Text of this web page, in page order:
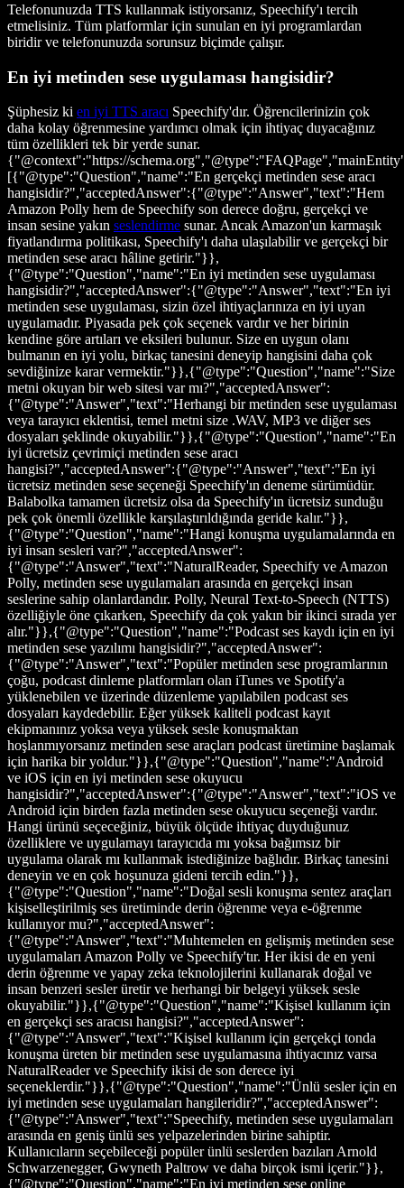
Telefonunuzda TTS kullanmak istiyorsanız, Speechify'ı tercih
etmelisiniz. Tüm platformlar için sunulan en iyi programlardan
biridir ve telefonunuzda sorunsuz biçimde çalışır.
En iyi metinden sese uygulaması hangisidir?
Şüphesiz ki en iyi TTS aracı Speechify'dır. Öğrencilerinizin çok
daha kolay öğrenmesine yardımcı olmak için ihtiyaç duyacağınız
tüm özellikleri tek bir yerde sunar.
{"@context":"https://
[{"@type":"Question","name":"En gerçekçi metinden sese aracı
hangisidir?","acceptedAnswer":{"@type":"Answer","text":"Hem
Amazon Polly hem de Speechify son derece doğru, gerçekçi ve
insan sesine yakın seslendirme sunar. Ancak Amazon'un karmaşık
fiyatlandırma politikası, Speechify'ı daha ulaşılabilir ve gerçekçi bir
metinden sese aracı hâline getirir."}},
{"@type":"Question","name":"En iyi metinden sese uygulaması
hangisidir?","acceptedAnswer":{"@type":"Answer","text":"En iyi
metinden sese uygulaması, sizin özel ihtiyaçlarınıza en iyi uyan
uygulamadır. Piyasada pek çok seçenek vardır ve her birinin
kendine göre artıları ve eksileri bulunur. Size en uygun olanı
bulmanın en iyi yolu, birkaç tanesini deneyip hangisini daha çok
sevdiğinize karar vermektir."}},{"@type":"Question","name":"Size
metni okuyan bir web sitesi var mı?","acceptedAnswer":
{"@type":"Answer","text":"Herhangi bir metinden sese uygulaması
veya tarayıcı eklentisi, temel metni size .WAV, MP3 ve diğer ses
dosyaları şeklinde okuyabilir."}},{"@type":"Question","name":"En
iyi ücretsiz çevrimiçi metinden sese aracı
hangisi?","acceptedAnswer":{"@type":"Answer","text":"En iyi
ücretsiz metinden sese seçeneği Speechify'ın deneme sürümüdür.
Balabolka tamamen ücretsiz olsa da Speechify'ın ücretsiz sunduğu
pek çok önemli özellikle karşılaştırıldığında geride kalır."}},
{"@type":"Question","name":"Hangi konuşma uygulamalarında en
iyi insan sesleri var?","acceptedAnswer":
{"@type":"Answer","text":"NaturalReader, Speechify ve Amazon
Polly, metinden sese uygulamaları arasında en gerçekçi insan
seslerine sahip olanlardandır. Polly, Neural Text-to-Speech (NTTS)
özelliğiyle öne çıkarken, Speechify da çok yakın bir ikinci sırada yer
alır."}},{"@type":"Question","name":"Podcast ses kaydı için en iyi
metinden sese yazılımı hangisidir?","acceptedAnswer":
{"@type":"Answer","text":"Popüler metinden sese programlarının
çoğu, podcast dinleme platformları olan iTunes ve Spotify'a
yüklenebilen ve üzerinde düzenleme yapılabilen podcast ses
dosyaları kaydedebilir. Eğer yüksek kaliteli podcast kayıt
ekipmanınız yoksa veya yüksek sesle konuşmaktan
hoşlanmıyorsanız metinden sese araçları podcast üretimine başlamak
için harika bir yoldur."}},{"@type":"Question","name":"Android
ve iOS için en iyi metinden sese okuyucu
hangisidir?","acceptedAnswer":{"@type":"Answer","text":"iOS ve
Android için birden fazla metinden sese okuyucu seçeneği vardır.
Hangi ürünü seçeceğiniz, büyük ölçüde ihtiyaç duyduğunuz
özelliklere ve uygulamayı tarayıcıda mı yoksa bağımsız bir
uygulama olarak mı kullanmak istediğinize bağlıdır. Birkaç tanesini
deneyin ve en çok hoşunuza gideni tercih edin."}},
{"@type":"Question","name":"Doğal sesli konuşma sentez araçları
kişiselleştirilmiş ses üretiminde derin öğrenme veya e-öğrenme
kullanıyor mu?","acceptedAnswer":
{"@type":"Answer","text":"Muhtemelen en gelişmiş metinden sese
uygulamaları Amazon Polly ve Speechify'tır. Her ikisi de en yeni
derin öğrenme ve yapay zeka teknolojilerini kullanarak doğal ve
insan benzeri sesler üretir ve herhangi bir belgeyi yüksek sesle
okuyabilir."}},{"@type":"Question","name":"Kişisel kullanım için
en gerçekçi ses aracısı hangisi?","acceptedAnswer":
{"@type":"Answer","text":"Kişisel kullanım için gerçekçi tonda
konuşma üreten bir metinden sese uygulamasına ihtiyacınız varsa
NaturalReader ve Speechify ikisi de son derece iyi
seçeneklerdir."}},{"@type":"Question","name":"Ünlü sesler için en
iyi metinden sese uygulamaları hangileridir?","acceptedAnswer":
{"@type":"Answer","text":"Speechify, metinden sese uygulamaları
arasında en geniş ünlü ses yelpazelerinden birine sahiptir.
Kullanıcıların seçebileceği popüler ünlü seslerden bazıları Arnold
Schwarzenegger, Gwyneth Paltrow ve daha birçok ismi içerir."}},
{"@type":"Question","name":"En iyi metinden sese online